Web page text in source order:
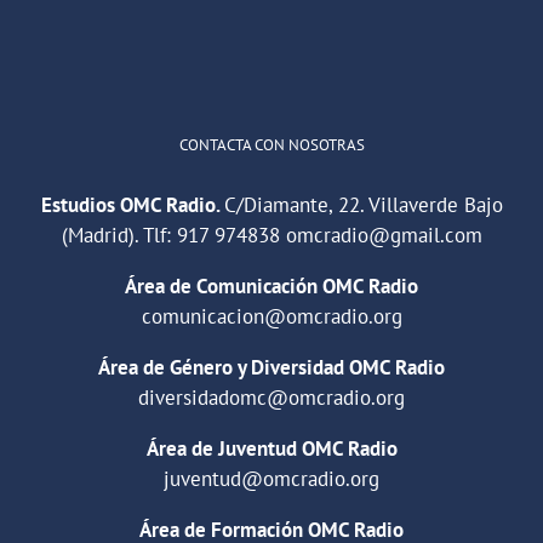
CONTACTA CON NOSOTRAS
Estudios OMC Radio.C/Diamante, 22. Villaverde Bajo
(Madrid). Tlf: 917 974838 omcradio@gmail.com
Área de Comunicación OMC Radio
comunicacion@omcradio.org
Área de Género y Diversidad OMC Radio
diversidadomc@omcradio.org
Área de Juventud OMC Radio
juventud@omcradio.org
Área de Formación OMC Radio